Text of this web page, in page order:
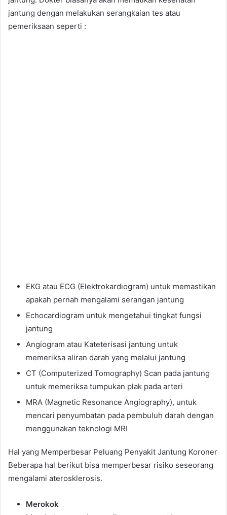
jantung dengan melakukan serangkaian tes atau
pemeriksaan seperti :
EKG atau ECG (Elektrokardiogram) untuk memastikan
apakah pernah mengalami serangan jantung
Echocardiogram untuk mengetahui tingkat fungsi
jantung
Angiogram atau Kateterisasi jantung untuk
memeriksa aliran darah yang melalui jantung
CT (Computerized Tomography) Scan pada jantung
untuk memeriksa tumpukan plak pada arteri
MRA (Magnetic Resonance Angiography), untuk
mencari penyumbatan pada pembuluh darah dengan
menggunakan teknologi MRI
Hal yang Memperbesar Peluang Penyakit Jantung Koroner
Beberapa hal berikut bisa memperbesar risiko seseorang
mengalami aterosklerosis.
Merokok